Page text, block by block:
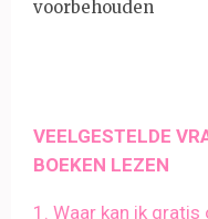
voorbehouden
VEELGESTELDE
BOEKEN LEZEN
1. Waar kan ik gratis